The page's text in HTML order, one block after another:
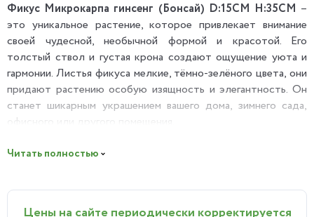
Фикус Микрокарпа гинсенг (Бонсай) D:15CM H:35CM –
это уникальное растение, которое привлекает внимание
своей чудесной, необычной формой и красотой. Его
толстый ствол и густая крона создают ощущение уюта и
гармонии. Листья фикуса мелкие, тёмно-зелёного цвета, они
придают растению особую изящность и элегантность. Он
станет шикарным украшением вашего дома, зимнего сада,
офисного или другого помещения.
Может использоваться в народной медицине для лечения
некоторых заболеваний, благодаря своим биологически
Читать полностью
Цены на сайте периодически корректируется